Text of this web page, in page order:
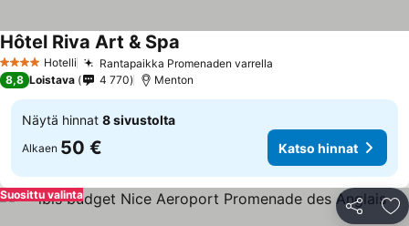
4 Tähtiluokitus
Hotelli Rantapaikka Promenaden varrella
Hôtel Riva Art & Spa
8,8 Loistava 4 770 Menton
Näytä hinnat 8 sivustolta
Alkaen 50 € Katso hinnat
Jaa
Suosittu valinta